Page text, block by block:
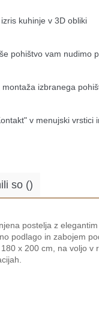
kuhinje v 3D obliki
pohištvo vam nudimo
montaža izbranega
v menujski vrstici
so ()
postelja z elegantim
podlago in zabojem
x 200 cm, na voljo v